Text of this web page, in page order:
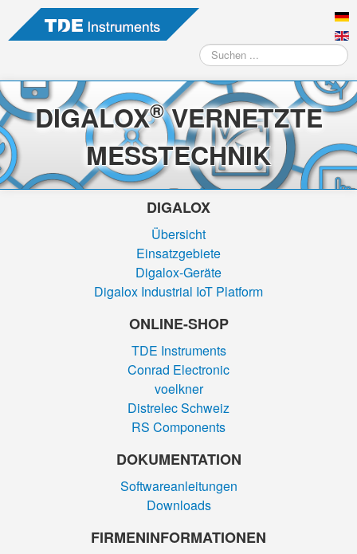
Suchen
...
DIGALOX®VERNETZTE
MESSTECHNIK
DIGALOX
Übersicht
Einsatzgebiete
Digalox-Geräte
Digalox Industrial IoT Platform
ONLINE-SHOP
TDE Instruments
Conrad Electronic
voelkner
Distrelec Schweiz
RS Components
DOKUMENTATION
Softwareanleitungen
Downloads
FIRMEN­INFORMATIONEN